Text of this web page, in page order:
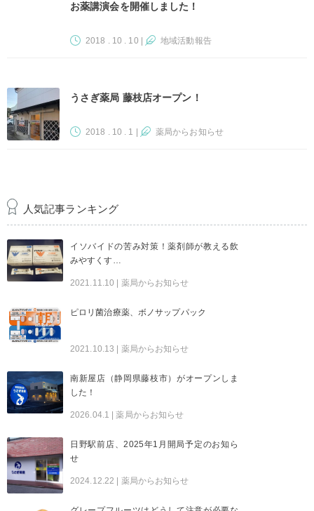
お薬講演会を開催しました！
2018 . 10 . 10 地域活動報告
うさぎ薬局 藤枝店オープン！
2018 . 10 . 1 薬局からお知らせ
人気記事ランキング
イソバイドの苦み対策！薬剤師が教える飲
みやすくす…
2021.11.10 | 薬局からお知らせ
ピロリ菌治療薬、ボノサップパック
2021.10.13 | 薬局からお知らせ
南新屋店（静岡県藤枝市）がオープンしま
した！
2026.04.1 | 薬局からお知らせ
日野駅前店、2025年1月開局予定のお知ら
せ
2024.12.22 | 薬局からお知らせ